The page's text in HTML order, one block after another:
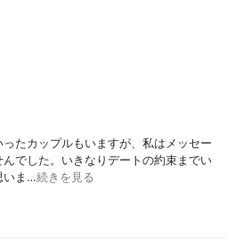
たカップルもいますが、私はメッセー
でした。いきなりデートの約束までい
いま…続きを見る